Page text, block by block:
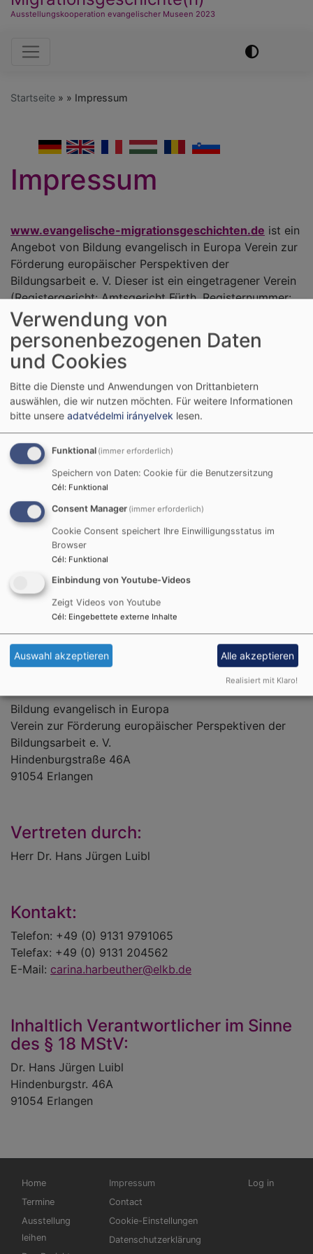
Ausstellungskooperation evangelischer Museen 2023
Hauptnavigation
Startseite Impressum
Romanian
Hungarian
French
English
German
Impressum
www.evangelische-migrationsgeschichten.de ist ein
Angebot von Bildung evangelisch in Europa Verein zur
Förderung europäischer Perspektiven der
Bildungsarbeit e. V. Dieser ist ein eingetragener Verein
(Registergericht: Amtsgericht Fürth, Registernummer:
VR 200250).
Von der Europäischen Union finanziert. Die geäußerten Ansichten und
Meinungen entsprechen jedoch ausschließlich denen des Autors bzw. der
Autoren und spiegeln nicht zwingend die der Europäischen Union oder der
Europäischen Exekutivagentur für Bildung und Kultur (EACEA) wider. Weder die
Europäische Union noch die EACEA können dafür verantwortlich gemacht
werden.
Funded by the European Union. Views and opinions
expressed are however those of the author(s) only and
do not necessarily reflect those of the European Union
or the European Education and Culture Executive
Agency (EACEA). Neither the European Union nor
EACEA can be held responsible for them.
Bildung evangelisch in Europa
Verein zur Förderung europäischer Perspektiven der
Bildungsarbeit e. V.
Hindenburgstraße 46A
91054 Erlangen
Vertreten durch:
Herr Dr. Hans Jürgen Luibl
Kontakt:
Telefon: +49 (0) 9131 9791065
Telefax: +49 (0) 9131 204562
E-Mail: carina.harbeuther@elkb.de
Inhaltlich Verantwortlicher im Sinne
des § 18 MStV:
Dr. Hans Jürgen Luibl
Hindenburgstr. 46A
91054 Erlangen
Hauptnavigation
Home
Termine
Ausstellung
leihen
Fußbereichsmenü
Impressum
Contact
Cookie-Einstellungen
Datenschutzerklärung
Log in
Verwendung von
personenbezogenen Daten
und Cookies
Bitte die Dienste und Anwendungen von Drittanbietern
auswählen, die wir nutzen möchten. Für weitere Informationen
bitte unsere adatvédelmi irányelvek lesen.
Funktional (immer erforderlich)
Speichern von Daten: Cookie für die Benutzersitzung
Cél: Funktional
Consent Manager (immer erforderlich)
Cookie Consent speichert Ihre Einwilligungsstatus im
Browser
Cél: Funktional
Einbindung von Youtube-Videos
Zeigt Videos von Youtube
Cél: Eingebettete externe Inhalte
Auswahl akzeptieren Alle akzeptieren
Realisiert mit Klaro!